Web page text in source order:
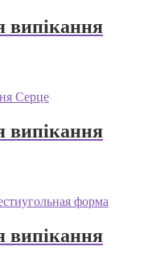
випікання
випікання
випікання